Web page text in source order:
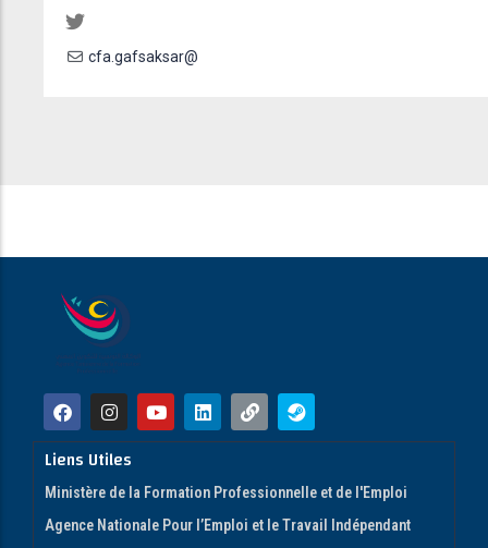
cfa.gafsaksar@
Liens Utiles
Ministère de la Formation Professionnelle et de l'Emploi
Agence Nationale Pour l’Emploi et le Travail Indépendant